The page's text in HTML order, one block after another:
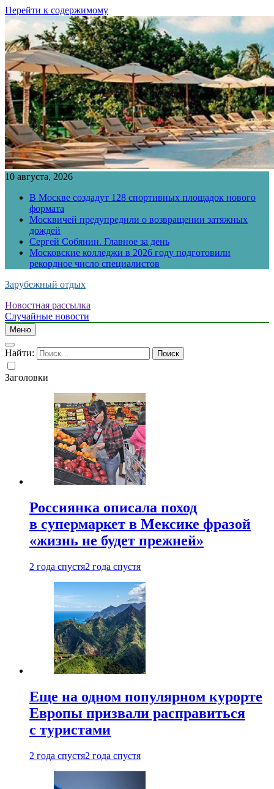
Перейти к содержимому
10 августа, 2026
В Москве создадут 128 спортивных площадок нового
формата
Москвичей предупредили о возвращении затяжных
дождей
Сергей Собянин. Главное за день
Московские колледжи в 2026 году подготовили
рекордное число специалистов
Зарубежный отдых
Новостная рассылка
Случайные новости
Меню
Найти:
Заголовки
Россиянка описала поход
в супермаркет в Мексике фразой
«жизнь не будет прежней»
2 года спустя2 года спустя
Еще на одном популярном курорте
Европы призвали расправиться
с туристами
2 года спустя2 года спустя